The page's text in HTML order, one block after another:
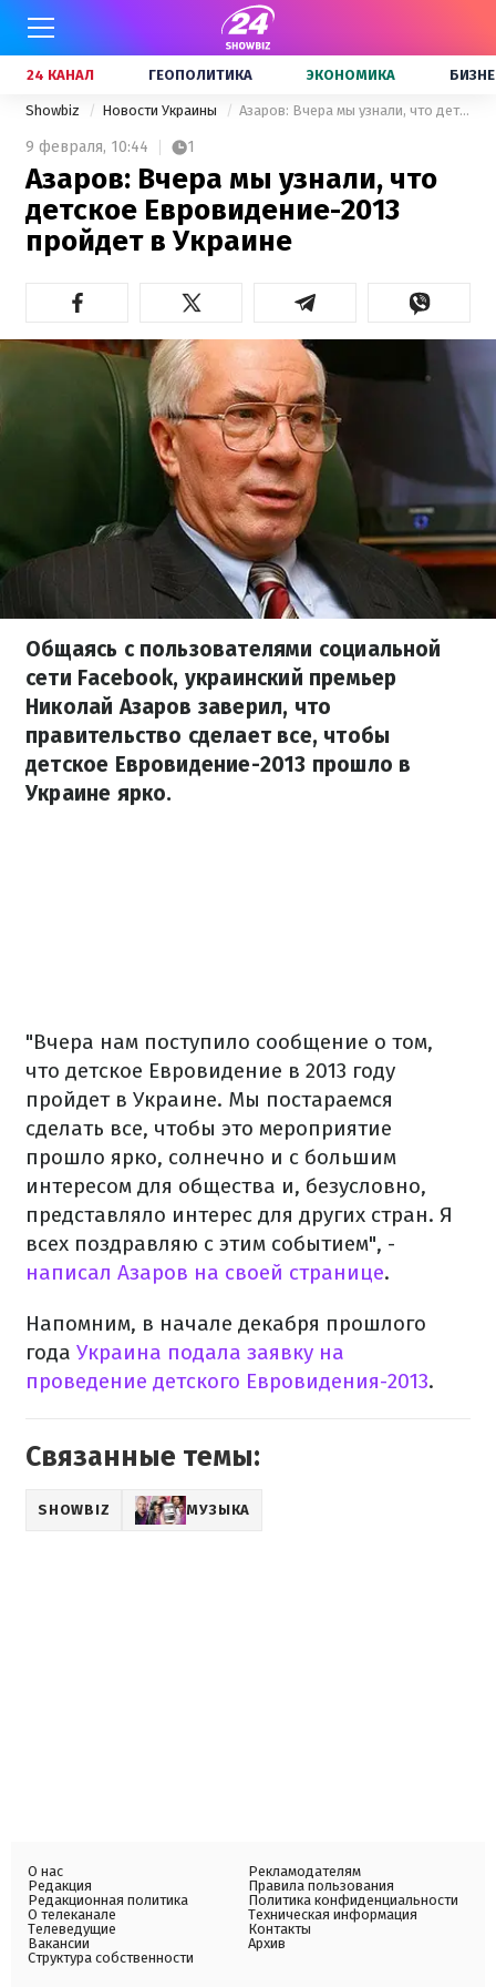
24 КАНАЛ ГЕОПОЛИТИКА ЭКОНОМИКА
Showbiz Новости Украины Азаров: Вчера мы узнали, что детское Евровидение-2013 пройдет в Украине
9 февраля, 10:44 1
Азаров: Вчера мы узнали, что
детское Евровидение-2013
пройдет в Украине
Общаясь с пользователями социальной
сети Facebook, украинский премьер
Николай Азаров заверил, что
правительство сделает все, чтобы
детское Евровидение-2013 прошло в
Украине ярко.
"Вчера нам поступило сообщение о том,
что детское Евровидение в 2013 году
пройдет в Украине. Мы постараемся
сделать все, чтобы это мероприятие
прошло ярко, солнечно и с большим
интересом для общества и, безусловно,
представляло интерес для других стран. Я
всех поздравляю с этим событием", -
написал Азаров на своей странице.
Напомним, в начале декабря прошлого
года Украина подала заявку на
проведение детского Евровидения-2013.
Связанные темы:
SHOWBIZ МУЗЫКА
О нас
Редакция
Редакционная политика
О телеканале
Телеведущие
Вакансии
Структура собственности
Рекламодателям
Правила пользования
Политика конфиденциальности
Техническая информация
Контакты
Архив